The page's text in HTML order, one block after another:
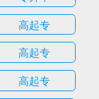
高起专
高起专
高起专